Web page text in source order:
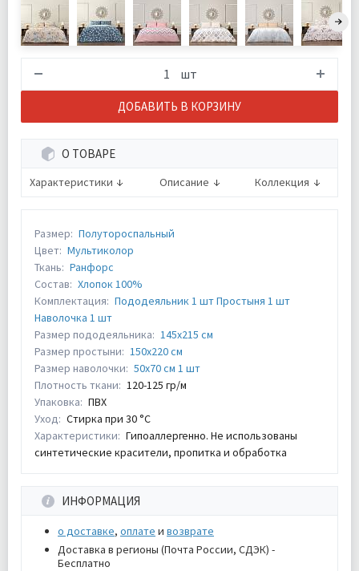
шт
ДОБАВИТЬ В КОРЗИНУ
О ТОВАРЕ
Характеристики Описание Коллекция
Размер: Полутороспальный
Цвет: Мультиколор
Ткань: Ранфорс
Состав: Хлопок 100%
Комплектация: Пододеяльник 1 шт Простыня 1 шт
Наволочка 1 шт
Размер пододеяльника: 145х215 см
Размер простыни: 150х220 см
Размер наволочки: 50х70 см 1 шт
Плотность ткани: 120-125 гр/м
Упаковка: ПВХ
Уход: Стирка при 30 °С
Характеристики: Гипоаллергенно. Не использованы
синтетические красители, пропитка и обработка
ИНФОРМАЦИЯ
о доставке, оплате и возврате
Доставка в регионы (Почта России, СДЭК) -
Бесплатно